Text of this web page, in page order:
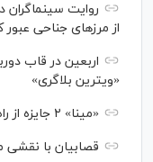
روایت سینماگران
از مرزهای جناحی عبور
اربعین در قاب
«ویترین بلاگری»
«مینا» ۲ جایزه از راه ابریشم گرفت
قصابیان با نقشی